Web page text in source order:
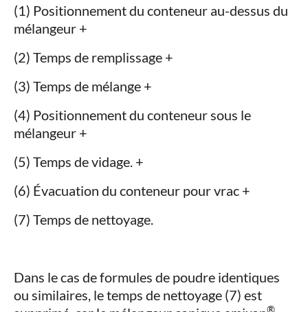
(1) Positionnement du conteneur au-dessus du
mélangeur +
(2) Temps de remplissage +
(3) Temps de mélange +
(4) Positionnement du conteneur sous le
mélangeur +
(5) Temps de vidage. +
(6) Évacuation du conteneur pour vrac +
(7) Temps de nettoyage.
Dans le cas de formules de poudre identiques
ou similaires, le temps de nettoyage (7) est
®